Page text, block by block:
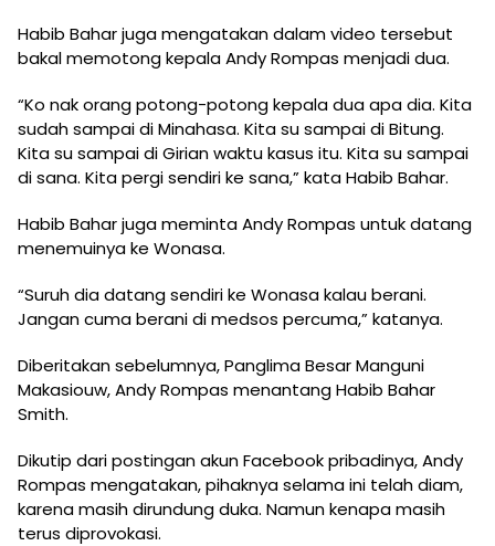
Habib Bahar juga mengatakan dalam video tersebut
bakal memotong kepala Andy Rompas menjadi dua.
“Ko nak orang potong-potong kepala dua apa dia. Kita
sudah sampai di Minahasa. Kita su sampai di Bitung.
Kita su sampai di Girian waktu kasus itu. Kita su sampai
di sana. Kita pergi sendiri ke sana,” kata Habib Bahar.
Habib Bahar juga meminta Andy Rompas untuk datang
menemuinya ke Wonasa.
“Suruh dia datang sendiri ke Wonasa kalau berani.
Jangan cuma berani di medsos percuma,” katanya.
Diberitakan sebelumnya, Panglima Besar Manguni
Makasiouw, Andy Rompas menantang Habib Bahar
Smith.
Dikutip dari postingan akun Facebook pribadinya, Andy
Rompas mengatakan, pihaknya selama ini telah diam,
karena masih dirundung duka. Namun kenapa masih
terus diprovokasi.